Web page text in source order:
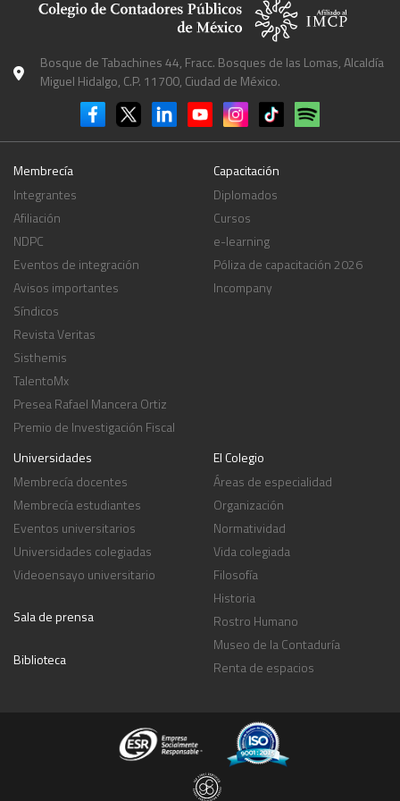
diagnosticar oportunamente la situación de una empresa y aportar
información estratégica para prevenir problemas futuros y fortalecer la
Bosque de Tabachines 44, Fracc. Bosques de las Lomas, Alcaldía
Miguel Hidalgo, C.P. 11700, Ciudad de México.
Membrecía
Integrantes
Afiliación
NDPC
Eventos de integración
Avisos importantes
Síndicos
Revista Veritas
Sisthemis
TalentoMx
Presea Rafael Mancera Ortiz
Premio de Investigación Fiscal
Capacitación
Diplomados
Cursos
e-learning
Póliza de capacitación 2026
Incompany
Universidades
Membrecía docentes
Membrecía estudiantes
Eventos universitarios
Universidades colegiadas
Videoensayo universitario
Sala de prensa
Biblioteca
El Colegio
Áreas de especialidad
Organización
Normatividad
Vida colegiada
Filosofía
Historia
Rostro Humano
Museo de la Contaduría
Renta de espacios